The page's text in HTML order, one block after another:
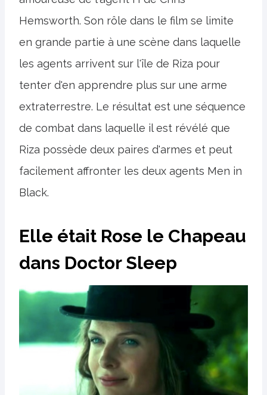
Hemsworth. Son rôle dans le film se limite
en grande partie à une scène dans laquelle
les agents arrivent sur l'île de Riza pour
tenter d'en apprendre plus sur une arme
extraterrestre. Le résultat est une séquence
de combat dans laquelle il est révélé que
Riza possède deux paires d'armes et peut
facilement affronter les deux agents Men in
Black.
Elle était Rose le Chapeau
dans Doctor Sleep